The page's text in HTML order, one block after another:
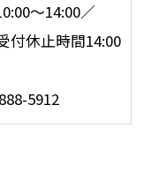
～14:00／
付休止時間14:00
5912